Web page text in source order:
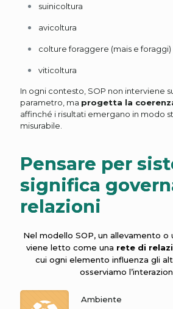
suinicoltura
avicoltura
colture foraggere (mais e foraggi)
viticoltura
In ogni contesto, SOP non interviene
parametro, ma progetta la
affinché i risultati emergano in modo
misurabile.
Pensare per
significa
relazioni
Nel modello SOP, un allevamento o
viene letto come una rete di
cui ogni elemento influenza gli
osserviamo
Ambiente